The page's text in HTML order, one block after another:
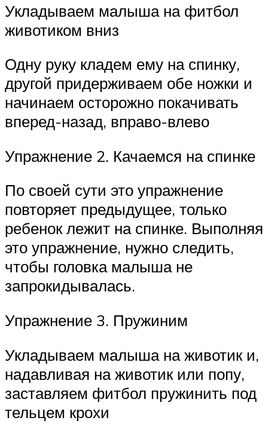
Укладываем малыша на фитбол
животиком вниз
Одну руку кладем ему на спинку,
другой придерживаем обе ножки и
начинаем осторожно покачивать
вперед-назад, вправо-влево
Упражнение 2. Качаемся на спинке
По своей сути это упражнение
повторяет предыдущее, только
ребенок лежит на спинке. Выполняя
это упражнение, нужно следить,
чтобы головка малыша не
запрокидывалась.
Упражнение 3. Пружиним
Укладываем малыша на животик и,
надавливая на животик или попу,
заставляем фитбол пружинить под
тельцем крохи